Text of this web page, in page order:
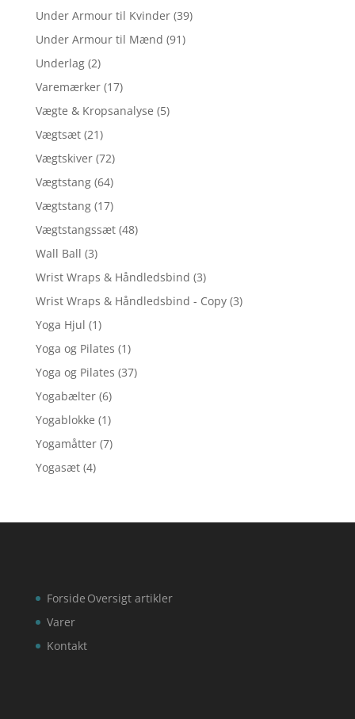
Under Armour til Kvinder (39)
Under Armour til Mænd (91)
Underlag (2)
Varemærker (17)
Vægte & Kropsanalyse (5)
Vægtsæt (21)
Vægtskiver (72)
Vægtstang (64)
Vægtstang (17)
Vægtstangssæt (48)
Wall Ball (3)
Wrist Wraps & Håndledsbind (3)
Wrist Wraps & Håndledsbind - Copy (3)
Yoga Hjul (1)
Yoga og Pilates (1)
Yoga og Pilates (37)
Yogabælter (6)
Yogablokke (1)
Yogamåtter (7)
Yogasæt (4)
Forside
Varer
Kontakt
Oversigt artikler